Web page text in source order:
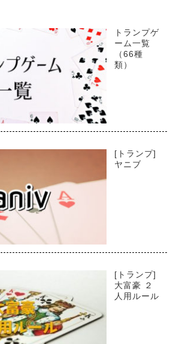
トランプゲ
ーム一覧
（66種
類）
[トランプ]
ヤニブ
[トランプ]
大富豪 ２
人用ルール